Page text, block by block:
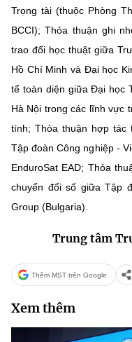
Trọng tài (thuộc Phòng
BCCI); Thỏa thuận ghi
trao đổi học thuật giữa
Hồ Chí Minh và Đại học
tế toàn diện giữa Đại học
Hà Nội trong các lĩnh vực
tính; Thỏa thuận hợp
Tập đoàn Công nghiệp -
EnduroSat EAD; Thỏa
chuyển đổi số giữa Tập
Group (Bulgaria).
Trung tâm
Thêm MST trên Google
Xem thêm